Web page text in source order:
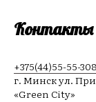
Контакты
+375(44)55-55-308
г. Минск ул.
«Green City»